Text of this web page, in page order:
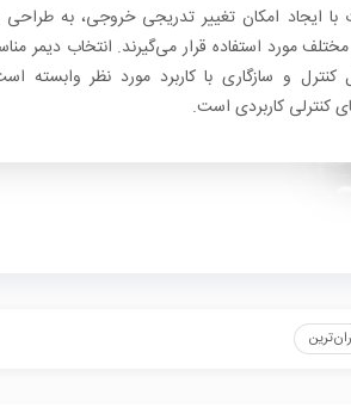
ایجاد امکان تغییر تدریجی خروجی، به
مورد استفاده قرار می‌گیرند. انتخاب دیمر
کنترل و سازگاری با کاربرد مورد نظر
کنترلی کاربردی است.